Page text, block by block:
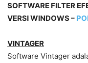
SOFTWARE FILTER
VERSI WINDOWS –
VINTAGER
Software Vintager